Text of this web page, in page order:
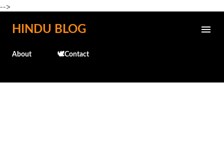
-->
Skip to main content
HINDU BLOG
About 🕊️Contact